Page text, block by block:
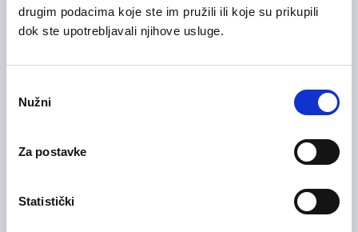
drugim podacima koje ste im pružili ili koje su prikupili
dok ste upotrebljavali njihove usluge.
pristanka
Nužni
Za postavke
Statistički
Hibridni radZagrebačka županija
28/07/2026